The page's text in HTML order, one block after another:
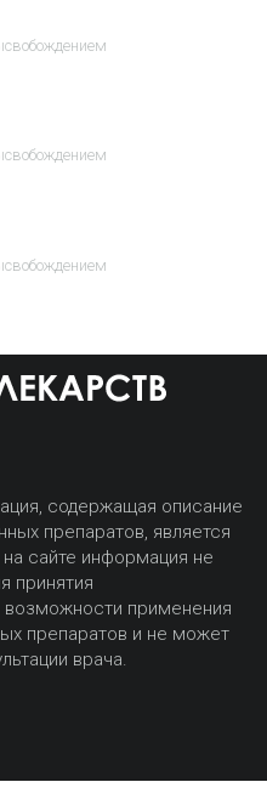
содержащая описание
препаратов, является
сайте информация не
принятия
применения
препаратов и не может
врача.